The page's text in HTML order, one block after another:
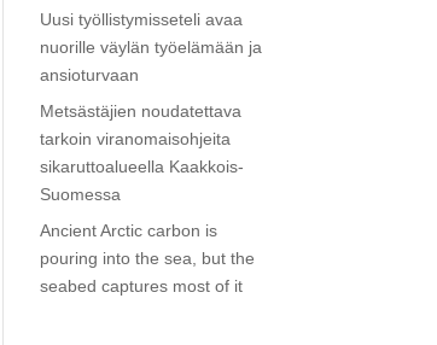
Uusi työllistymisseteli avaa
nuorille väylän työelämään ja
ansioturvaan
Metsästäjien noudatettava
tarkoin viranomaisohjeita
sikaruttoalueella Kaakkois-
Suomessa
Ancient Arctic carbon is
pouring into the sea, but the
seabed captures most of it